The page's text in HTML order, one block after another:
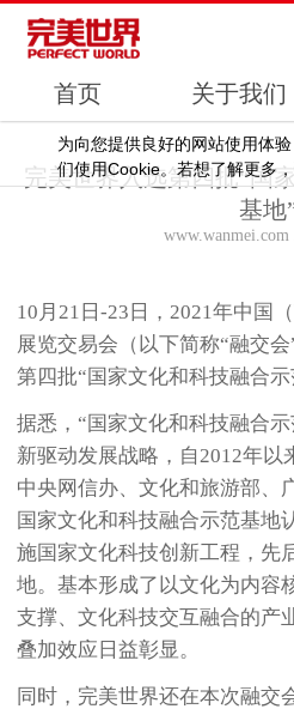
为向您提供良好的网站使用体
们使用Cookie。若想了解更多
首页 关于我们
完美世界入选第四批“国
基地
www.wanmei.com
10月21日-23日，2021年中国
展览交易会（以下简称“融交
第四批“国家文化和科技融合示
据悉，“国家文化和科技融合
新驱动发展战略，自2012年以
中央网信办、文化和旅游部、
国家文化和科技融合示范基地
施国家文化科技创新工程，先
地。基本形成了以文化为内容
支撑、文化科技交互融合的产
叠加效应日益彰显。
同时，完美世界还在本次融交